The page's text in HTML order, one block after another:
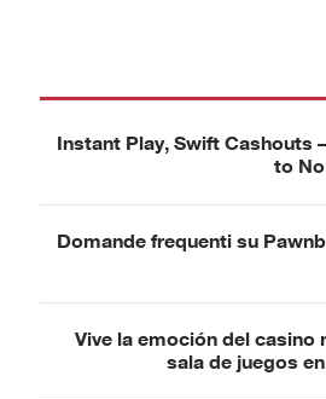
Instant Play, Swift Cashouts
to
Domande frequenti su
Vive la emoción del casino
sala de juegos